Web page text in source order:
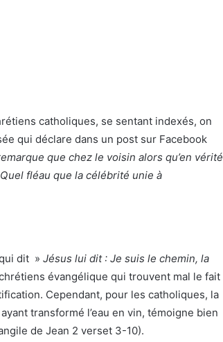
catholiques, se sentant indexés, on
qui déclare dans un post sur Facebook
que chez le voisin alors qu’en vérité
fléau que la célébrité unie à
dit » Jésus lui dit : Je suis le chemin, la
évangélique qui trouvent mal le fait
Cependant, pour les catholiques, la
transformé l’eau en vin, témoigne bien
de Jean 2 verset 3-10).